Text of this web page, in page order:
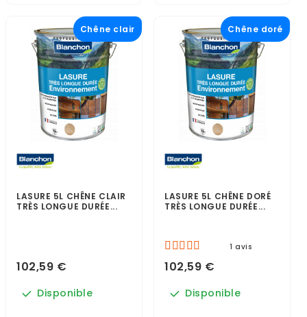
LASURE 5L CHÊNE CLAIR
TRÈS LONGUE DURÉE...
102,59 €
Disponible
Chêne clair
LASURE 5L CHÊNE DORÉ
TRÈS LONGUE DURÉE...
1 avis
102,59 €
Disponible
Chêne doré